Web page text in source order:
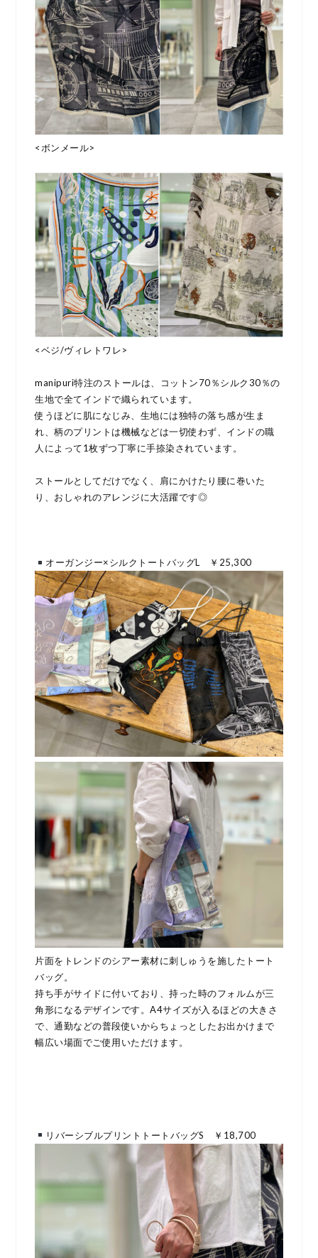
<ボンメール>
<ベジ/ヴィレトワレ>
manipuri特注のストールは、コットン70％シルク30％の
生地で全てインドで織られています。
使うほどに肌になじみ、生地には独特の落ち感が生ま
れ、柄のプリントは機械などは一切使わず、インドの職
人によって1枚ずつ丁寧に手捺染されています。
ストールとしてだけでなく、肩にかけたり腰に巻いた
り、おしゃれのアレンジに大活躍です◎
オーガンジー×シルクトートバッグL ￥25,300
片面をトレンドのシアー素材に刺しゅうを施したトート
バッグ。
持ち手がサイドに付いており、持った時のフォルムが三
角形になるデザインです。A4サイズが入るほどの大きさ
で、通勤などの普段使いからちょっとしたお出かけまで
幅広い場面でご使用いただけます。
リバーシブルプリントトートバッグS ￥18,700